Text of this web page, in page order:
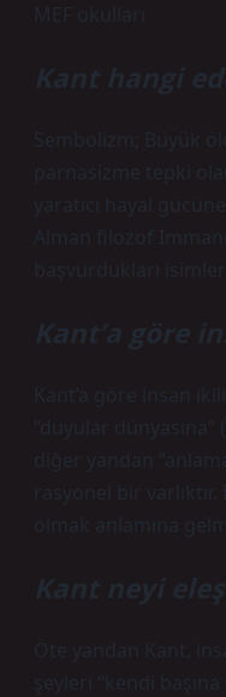
MEF okulları
Kant hangi
Sembolizm; Büyük
parnasizme tepki
yaratıcı hayal
Alman filozof
başvurdukları
Kant’a göre
Kant’a göre insan
“duyular
diğer yandan
rasyonel bir
olmak anlamına
Kant neyi
Öte yandan Kant,
şeyleri “kendi